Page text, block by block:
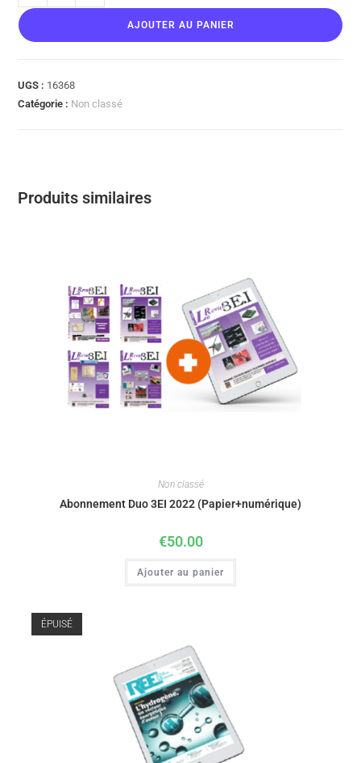
AJOUTER AU PANIER
UGS : 16368
Catégorie : Non classé
Produits similaires
Non classé
Abonnement Duo 3EI 2022 (Papier+numérique)
€50.00
Ajouter au panier
ÉPUISÉ